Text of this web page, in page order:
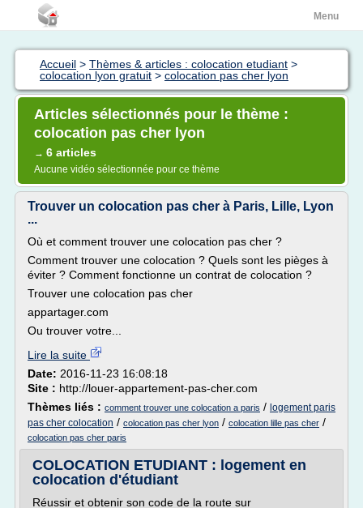
Menu
Accueil > Thèmes & articles : colocation etudiant >
colocation lyon gratuit > colocation pas cher lyon
Articles sélectionnés pour le thème :
colocation pas cher lyon
→ 6 articles
Aucune vidéo sélectionnée pour ce thème
Trouver un colocation pas cher à Paris, Lille, Lyon
...
Où et comment trouver une colocation pas cher ?
Comment trouver une colocation ? Quels sont les pièges à
éviter ? Comment fonctionne un contrat de colocation ?
Trouver une colocation pas cher
appartager.com
Ou trouver votre...
Lire la suite
Date: 2016-11-23 16:08:18
Site : http://louer-appartement-pas-cher.com
Thèmes liés : comment trouver une colocation a paris / logement paris
pas cher colocation / colocation pas cher lyon / colocation lille pas cher /
colocation pas cher paris
COLOCATION ETUDIANT : logement en
colocation d'étudiant
Réussir et obtenir son code de la route sur